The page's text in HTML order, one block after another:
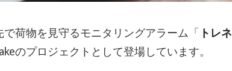
荷物を見守るモニタリングアラーム「 トレネ
のプロジェクトとして登場しています。